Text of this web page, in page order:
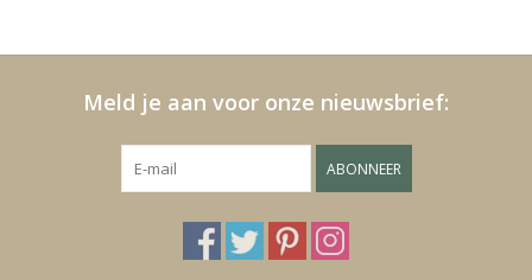
Meld je aan voor onze nieuwsbrief:
ABONNEER